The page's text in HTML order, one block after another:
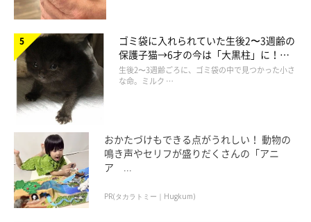
ゴミ袋に入れられていた生後2〜3週齢の
保護子猫→6才の今は「大黒柱」に！
美しい黒猫に成長した姿にグッとくる
生後2〜3週齢ごろに、ゴミ袋の中で見つかった小さ
な命。ミルク …
おかたづけもできる点がうれしい！ 動物の
鳴き声やセリフが盛りだくさんの「アニ
ア ...
PR(タカラトミー｜Hugkum)